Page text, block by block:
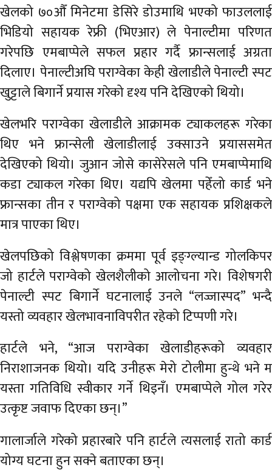
खेलको ७०औँ मिनेटमा डेसिरे डोउमाथि भएको फाउललाई
भिडियो सहायक रेफ्री (भिएआर) ले पेनाल्टीमा परिणत
गरेपछि एमबाप्पेले सफल प्रहार गर्दै फ्रान्सलाई अग्रता
दिलाए। पेनाल्टीअघि पराग्वेका केही खेलाडीले पेनाल्टी स्पट
खुट्टाले बिगार्ने प्रयास गरेको दृश्य पनि देखिएको थियो।
खेलभरि पराग्वेका खेलाडीले आक्रामक ट्याकलहरू गरेका
थिए भने फ्रान्सेली खेलाडीलाई उक्साउने प्रयाससमेत
देखिएको थियो। जुआन जोसे कासेरेसले पनि एमबाप्पेमाथि
कडा ट्याकल गरेका थिए। यद्यपि खेलमा पहेँलो कार्ड भने
फ्रान्सका तीन र पराग्वेको पक्षमा एक सहायक प्रशिक्षकले
मात्र पाएका थिए।
खेलपछिको विश्लेषणका क्रममा पूर्व इङ्ग्ल्यान्ड गोलकिपर
जो हार्टले पराग्वेको खेलशैलीको आलोचना गरे। विशेषगरी
पेनाल्टी स्पट बिगार्ने घटनालाई उनले “लज्जास्पद” भन्दै
यस्तो व्यवहार खेलभावनाविपरीत रहेको टिप्पणी गरे।
हार्टले भने, “आज पराग्वेका खेलाडीहरूको व्यवहार
निराशाजनक थियो। यदि उनीहरू मेरो टोलीमा हुन्थे भने म
यस्ता गतिविधि स्वीकार गर्ने थिइनँ। एमबाप्पेले गोल गरेर
उत्कृष्ट जवाफ दिएका छन्।”
गालार्जाले गरेको प्रहारबारे पनि हार्टले त्यसलाई रातो कार्ड
योग्य घटना हुन सक्ने बताएका छन्।